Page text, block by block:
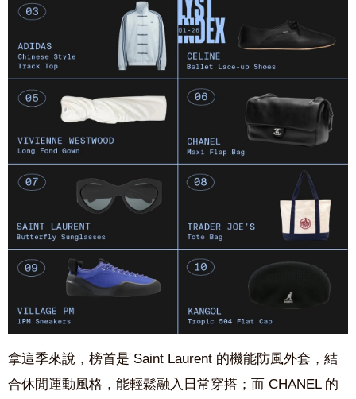
拿這季來說，榜首是 Saint Laurent 的機能防風外套，結
合休閒運動風格，能輕鬆融入日常穿搭 ；而 CHANEL 的